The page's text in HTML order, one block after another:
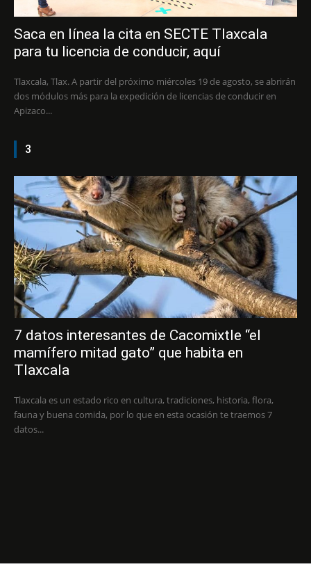
Saca en línea la cita en SECTE Tlaxcala
para tu licencia de conducir, aquí
Tlaxcala, Tlax. A partir del próximo miércoles 19 de agosto, se abrirán
dos módulos más para la expedición de licencias de conducir en
Apizaco...
3
7 datos interesantes de Cacomixtle “el
mamífero mitad gato” que habita en
Tlaxcala
Tlaxcala es un estado rico en cultura, tradiciones, historia, flora,
fauna y buena comida, por lo que en esta ocasión te traemos 7
datos...